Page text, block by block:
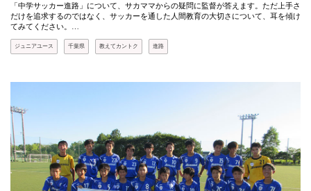
「中学サッカー進路」について、サカママからの疑問に監督が答えます。ただ上手さ
だけを追求するのではなく、サッカーを通した人間教育の大切さについて、耳を傾け
てみてください。…
ジュニアユース 千葉県 教えてカントク 進路